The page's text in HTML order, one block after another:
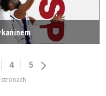
4 5